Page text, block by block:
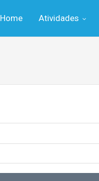
Home Atividades